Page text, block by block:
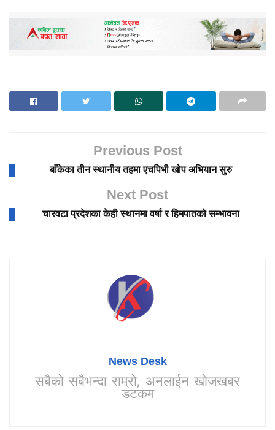
Previous Post
बाँकेका तीन स्थानीय तहमा एचपिभी खोप अभियान सुरु
Next Post
चारवटा प्रदेशका केही स्थानमा वर्षा र हिमपातको सम्भावना
News Desk
सबैको सबैभन्दा राम्रो, अनलाईन खोजखबर
डटकम